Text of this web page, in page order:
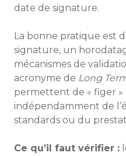
date de signature.
La bonne pratique est
signature, un
mécanismes de
acronyme de Long
permettent de « figer »
indépendamment de
standards ou du
Ce qu’il faut vérifier :